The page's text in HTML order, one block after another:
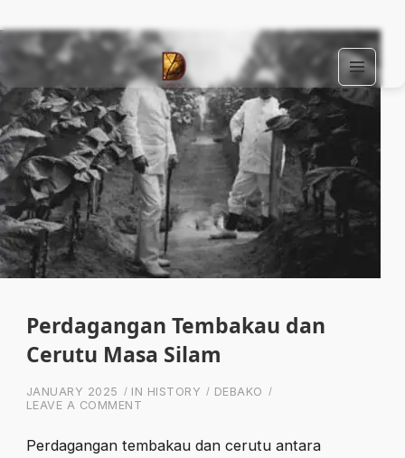
Find Your Spirit with Us, Life is Yours
MEN
U
WIDG
ETS
Perdagangan Tembakau dan
Cerutu Masa Silam
JANUARY 2025 IN HISTORY
DEBAKO
LEAVE A COMMENT
Perdagangan tembakau dan cerutu antara